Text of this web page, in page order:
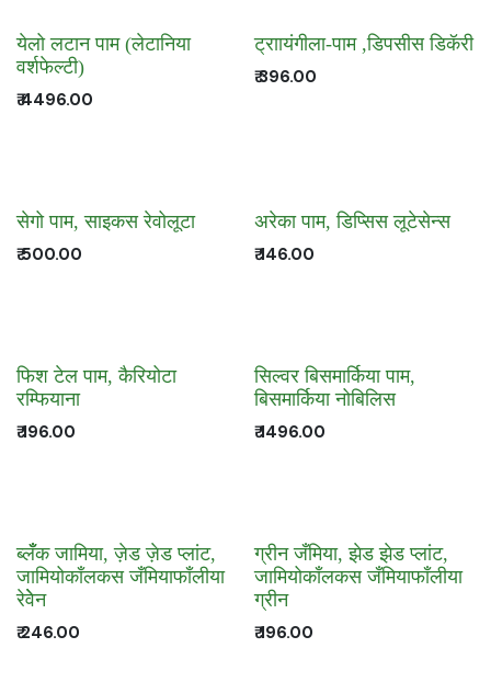
येलो लटान पाम (लेटानिया
वर्शफेल्टी)
₹4496.00
ट्राायंगीला-पाम ,डिपसीस डिकॅरी
₹396.00
सेगो पाम, साइकस रेवोलूटा
₹500.00
अरेका पाम, डिप्सिस लूटेसेन्स
₹146.00
फिश टेल पाम, कैरियोटा
रम्फियाना
₹196.00
सिल्वर बिसमार्किया पाम,
बिसमार्किया नोबिलिस
₹1496.00
ब्लँँक जामिया, ज़ेड ज़ेड प्लांट,
जामियोकाँलकस जँमियाफाँलीया
रेवेेन
₹246.00
ग्रीन जँमिया, झेड झेड प्लांट,
जामियोकाँलकस जँमियाफाँलीया
ग्रीन
₹196.00